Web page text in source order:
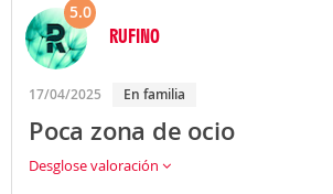
5.0
RUFINO
17/04/2025 En familia
Poca zona de ocio
Desglose valoración